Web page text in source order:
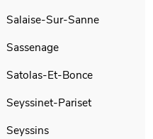
Salaise-Sur-Sanne
Sassenage
Satolas-Et-Bonce
Seyssinet-Pariset
Seyssins